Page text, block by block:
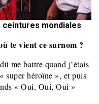
mondiales
te vient ce surnom ?
me battre quand j’étais
super héroïne », et puis
« Oui, Oui, Oui »